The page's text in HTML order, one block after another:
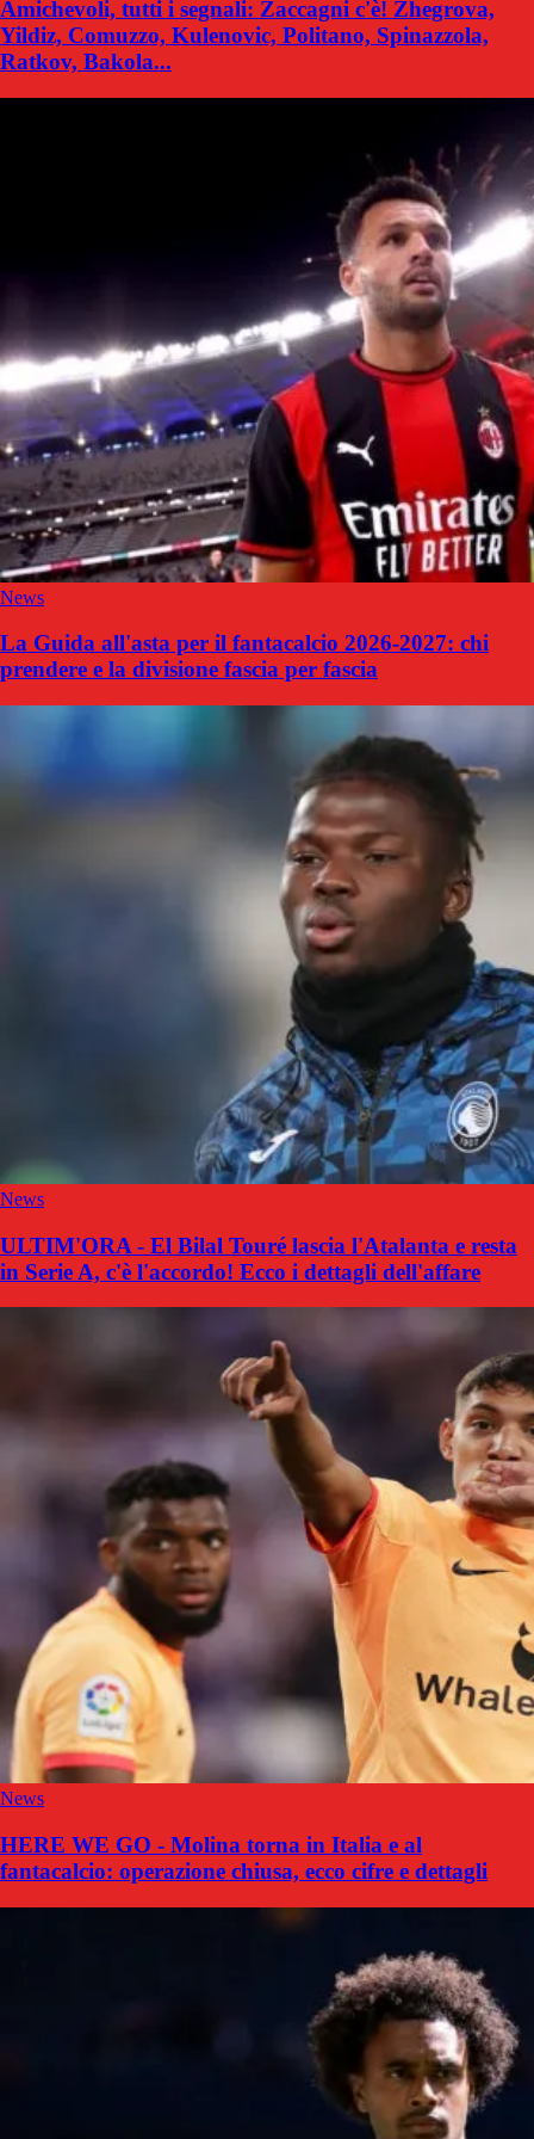
Amichevoli, tutti i segnali: Zaccagni c'è! Zhegrova,
Yildiz, Comuzzo, Kulenovic, Politano, Spinazzola,
Ratkov, Bakola...
News
La Guida all'asta per il fantacalcio 2026-2027: chi
prendere e la divisione fascia per fascia
News
ULTIM'ORA - El Bilal Touré lascia l'Atalanta e resta
in Serie A, c'è l'accordo! Ecco i dettagli dell'affare
News
HERE WE GO - Molina torna in Italia e al
fantacalcio: operazione chiusa, ecco cifre e dettagli